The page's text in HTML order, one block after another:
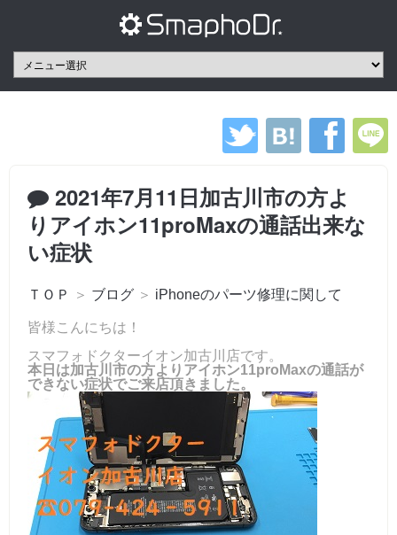
2021年7月11日加古川市の方よ
りアイホン11proMaxの通話出来な
い症状
ＴＯＰ ＞ ブログ ＞ iPhoneのパーツ修理に関して
皆様こんにちは！
スマフォドクターイオン加古川店です。
本日は加古川市の方よりアイホン11proMaxの通話が
できない症状でご来店頂きました。